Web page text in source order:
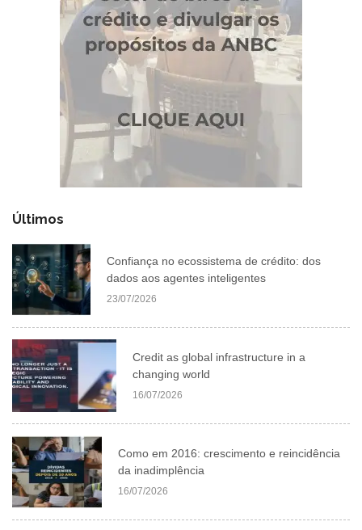
Últimos
Confiança no ecossistema de crédito: dos
dados aos agentes inteligentes
23/07/2026
Credit as global infrastructure in a
changing world
16/07/2026
Como em 2016: crescimento e reincidência
da inadimplência
16/07/2026